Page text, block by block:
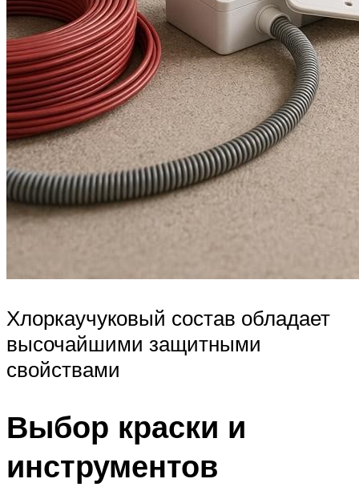
Хлоркаучуковый состав обладает
высочайшими защитными
свойствами
Выбор краски и
инструментов